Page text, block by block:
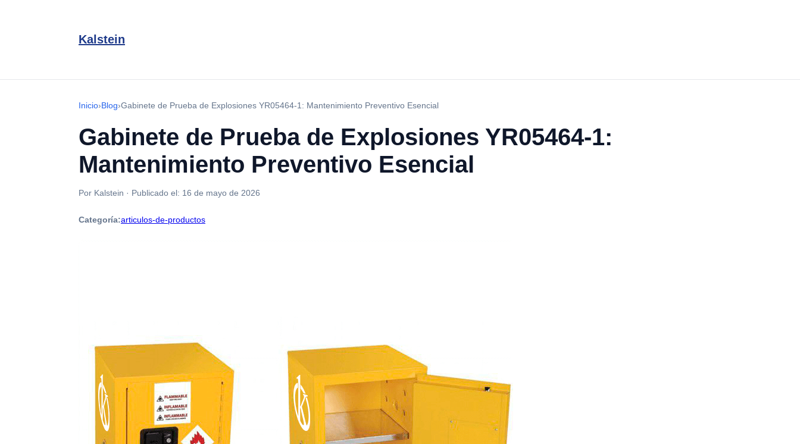
Kalstein
Inicio›Blog›Gabinete de Prueba de Explosiones YR05464-1: Mantenimiento Preventivo Esencial
Gabinete de Prueba de Explosiones YR05464-1:
Mantenimiento Preventivo Esencial
Por Kalstein · Publicado el: 16 de mayo de 2026
Categoría:articulos-de-productos